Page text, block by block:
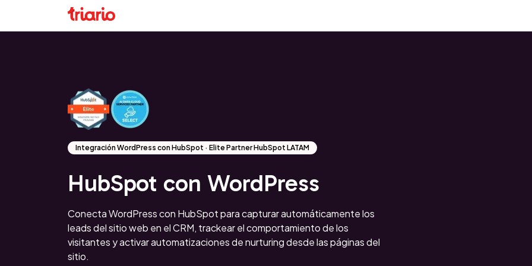
Integración WordPress con HubSpot · Elite Partner HubSpot LATAM
HubSpot con WordPress
Conecta WordPress con HubSpot para capturar automáticamente los
leads del sitio web en el CRM, trackear el comportamiento de los
visitantes y activar automatizaciones de nurturing desde las páginas del
sitio.